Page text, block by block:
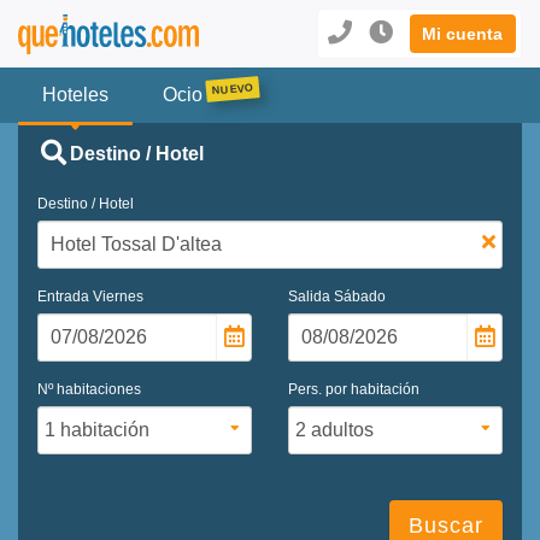
Mi cuenta
Hoteles Ocio
Destino / Hotel
Destino / Hotel
Entrada Viernes Salida Sábado
Nº habitaciones Pers. por habitación
Buscar